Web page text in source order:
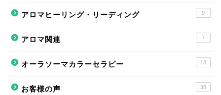
アロマヒーリング・リーディング 9
アロマ関連 7
オーラソーマカラーセラピー 13
お客様の声 38